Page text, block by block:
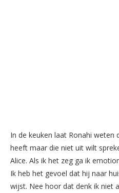
In de keuken laat Ronahi weten
heeft maar die niet uit wilt
Alice. Als ik het zeg ga ik
Ik heb het gevoel dat hij naar
wijst. Nee hoor dat denk ik niet